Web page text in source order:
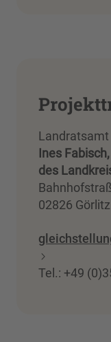
Landratsamt
Ines
des
02826 Görlitz
Tel.: +49